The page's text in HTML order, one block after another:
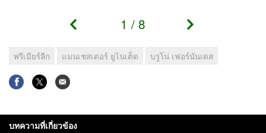
1 / 8
พรีเมียร์ลีก แมนเชสเตอร์ ยูไนเต็ด บรูโน่ เฟอร์นันเดส
บทความที่เกี่ยวข้อง